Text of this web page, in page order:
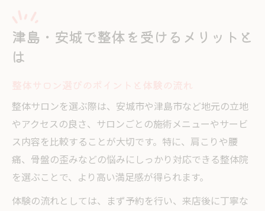
津島・安城で整体を受けるメリットと
は
整体サロンを選ぶ際は、安城市や津島市など地元の立地
やアクセスの良さ、サロンごとの施術メニューやサービ
ス内容を比較することが大切です。特に、肩こりや腰
痛、骨盤の歪みなどの悩みにしっかり対応できる整体院
を選ぶことで、より高い満足感が得られます。
体験の流れとしては、まず予約を行い、来店後に丁寧な